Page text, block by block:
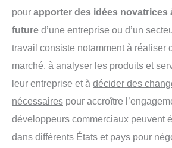
pour apporter des idées novatrices
future d’une entreprise ou d’un
travail consiste notamment à réaliser
marché, à analyser les produits et
leur entreprise et à décider des
nécessaires pour accroître
développeurs commerciaux peuvent
dans différents États et pays pour